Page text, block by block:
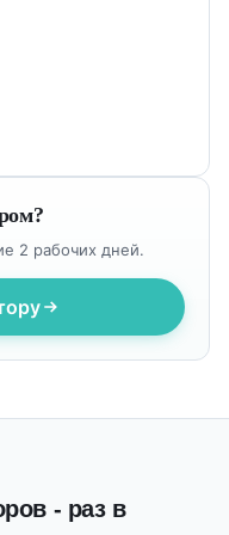
2 рабочих дней.
- раз в